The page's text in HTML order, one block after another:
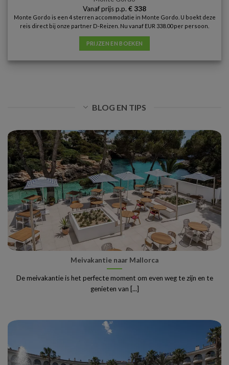
Vanaf prijs p.p. € 338
Monte Gordo is een 4 sterren accommodatie in Monte Gordo. U boekt deze
reis direct bij onze partner D-Reizen. Nu vanaf EUR 338.00 per persoon.
PRIJZEN EN BOEKEN
BLOG EN TIPS
Meivakantie naar Mallorca
De meivakantie is het perfecte moment om even weg te zijn en te
genieten van [...]